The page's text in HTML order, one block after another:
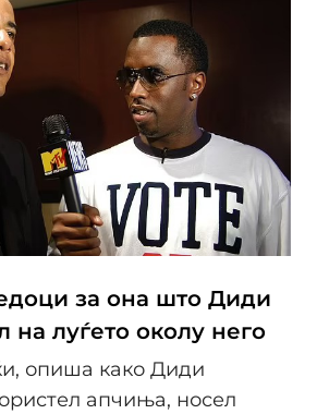
за она што Диди
на луѓето околу него
опиша како Диди
апчиња, носел